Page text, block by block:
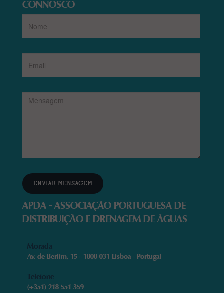
CONNOSCO
ENVIAR MENSAGEM
APDA - ASSOCIAÇÃO PORTUGUESA DE
DISTRIBUIÇÃO E DRENAGEM DE ÁGUAS
Morada
Av. de Berlim, 15 - 1800-031 Lisboa - Portugal
Telefone
(+351) 218 551 359